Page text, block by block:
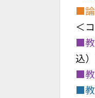
■論
＜
■教
込）
■教
■教